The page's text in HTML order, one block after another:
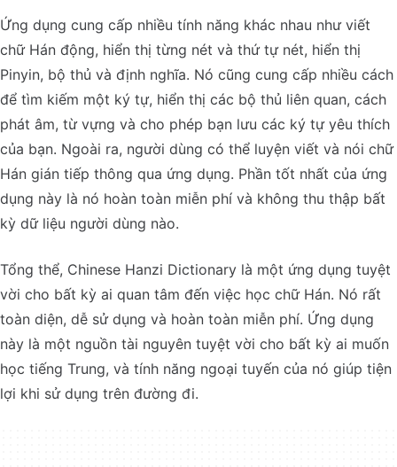
Ứng dụng cung cấp nhiều tính năng khác nhau như viết
chữ Hán động, hiển thị từng nét và thứ tự nét, hiển thị
Pinyin, bộ thủ và định nghĩa. Nó cũng cung cấp nhiều cách
để tìm kiếm một ký tự, hiển thị các bộ thủ liên quan, cách
phát âm, từ vựng và cho phép bạn lưu các ký tự yêu thích
của bạn. Ngoài ra, người dùng có thể luyện viết và nói chữ
Hán gián tiếp thông qua ứng dụng. Phần tốt nhất của ứng
dụng này là nó hoàn toàn miễn phí và không thu thập bất
kỳ dữ liệu người dùng nào.
Tổng thể, Chinese Hanzi Dictionary là một ứng dụng tuyệt
vời cho bất kỳ ai quan tâm đến việc học chữ Hán. Nó rất
toàn diện, dễ sử dụng và hoàn toàn miễn phí. Ứng dụng
này là một nguồn tài nguyên tuyệt vời cho bất kỳ ai muốn
học tiếng Trung, và tính năng ngoại tuyến của nó giúp tiện
lợi khi sử dụng trên đường đi.